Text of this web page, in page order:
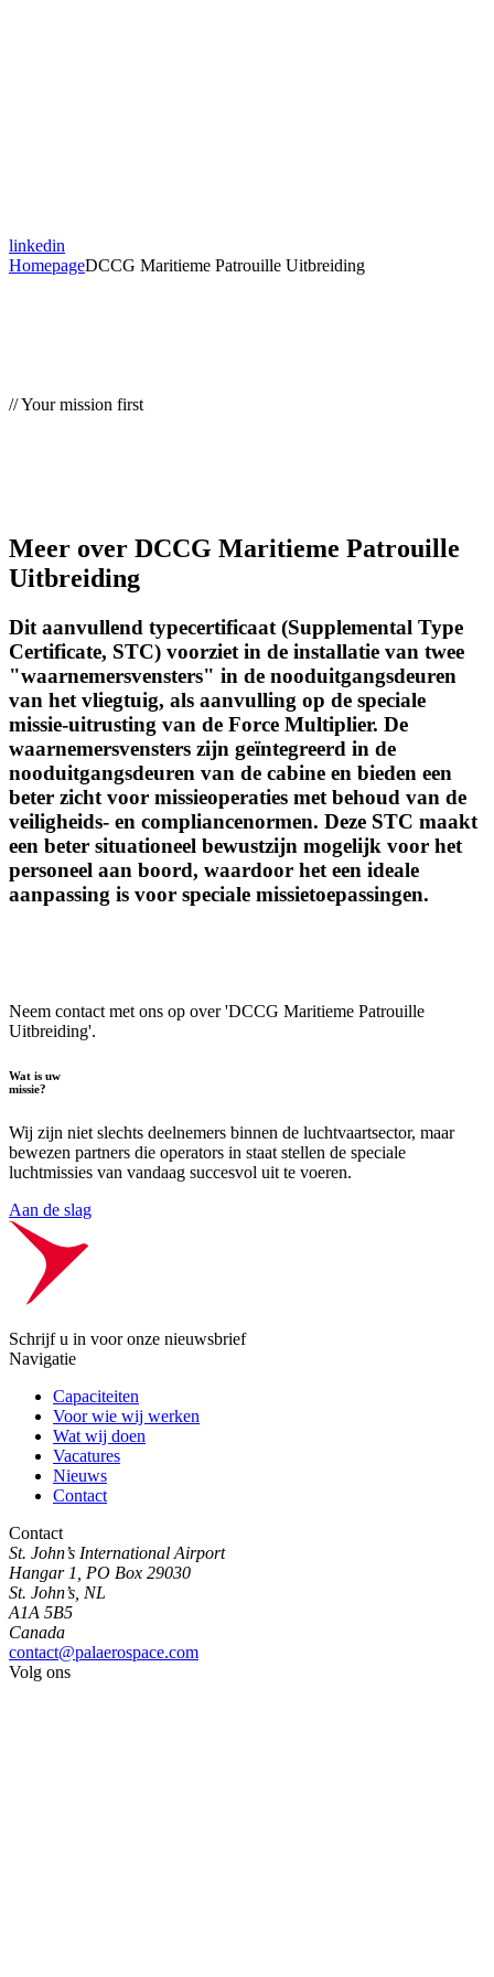
linkedin
HomepageDCCG Maritieme Patrouille Uitbreiding
// Your mission first
Meer over DCCG Maritieme Patrouille
Uitbreiding
Dit aanvullend typecertificaat (Supplemental Type
Certificate, STC) voorziet in de installatie van twee
"waarnemersvensters" in de nooduitgangsdeuren
van het vliegtuig, als aanvulling op de speciale
missie-uitrusting van de Force Multiplier. De
waarnemersvensters zijn geïntegreerd in de
nooduitgangsdeuren van de cabine en bieden een
beter zicht voor missieoperaties met behoud van de
veiligheids- en compliancenormen. Deze STC maakt
een beter situationeel bewustzijn mogelijk voor het
personeel aan boord, waardoor het een ideale
aanpassing is voor speciale missietoepassingen.
Neem contact met ons op over 'DCCG Maritieme Patrouille
Uitbreiding'.
Wat is uw
missie?
Wij zijn niet slechts deelnemers binnen de luchtvaartsector, maar
bewezen partners die operators in staat stellen de speciale
luchtmissies van vandaag succesvol uit te voeren.
Aan de slag
Schrijf u in voor onze nieuwsbrief
Navigatie
Capaciteiten
Voor wie wij werken
Wat wij doen
Vacatures
Nieuws
Contact
Contact
St. John’s International Airport
Hangar 1, PO Box 29030
St. John’s, NL
A1A 5B5
Canada
contact@palaerospace.com
Volg ons